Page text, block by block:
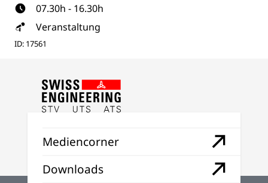
07.30h - 16.30h
Veranstaltung
ID: 17561
Mediencorner
Downloads